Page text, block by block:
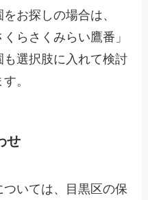
お探しの場合は、
らさくみらい鷹番」
選択肢に入れて検討
。
せ
いては、目黒区の保